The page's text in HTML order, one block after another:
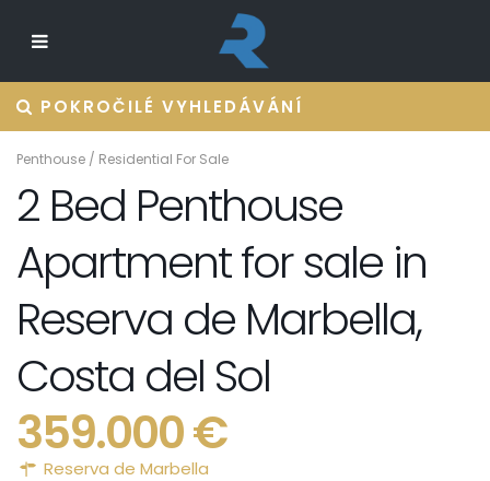
POKROČILÉ VYHLEDÁVÁNÍ
Penthouse / Residential For Sale
2 Bed Penthouse
Apartment for sale in
Reserva de Marbella,
Costa del Sol
359.000 €
Reserva de Marbella